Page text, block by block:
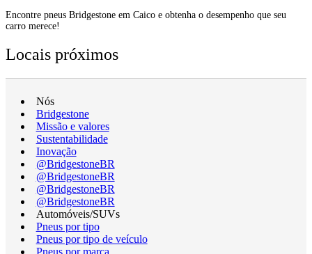
Encontre pneus Bridgestone em Caico e obtenha o desempenho que seu
carro merece!
Locais próximos
Nós
Bridgestone
Missão e valores
Sustentabilidade
Inovação
@BridgestoneBR
@BridgestoneBR
@BridgestoneBR
@BridgestoneBR
Automóveis/SUVs
Pneus por tipo
Pneus por tipo de veículo